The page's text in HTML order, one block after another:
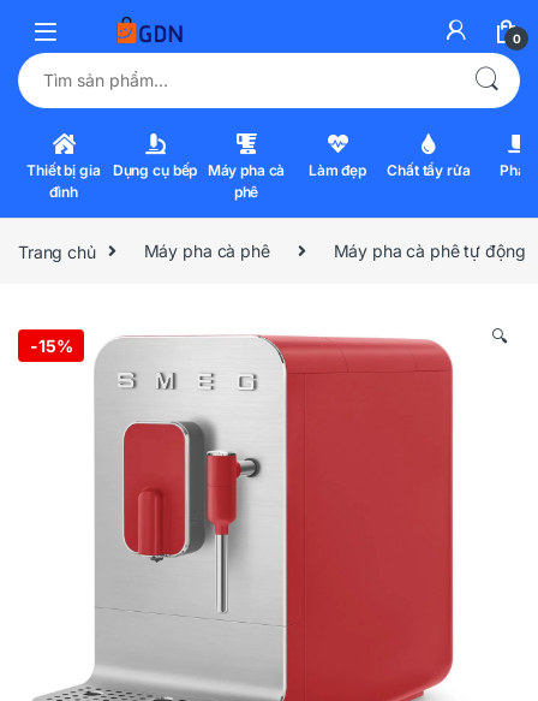
0
Tìm kiếm:
Thiết bị gia
đình
Dụng cụ bếp Máy pha cà
phê
Làm đẹp Chất tẩy rửa Pha
Trang chủ Máy pha cà phê Máy pha cà phê tự động
-15% 🔍